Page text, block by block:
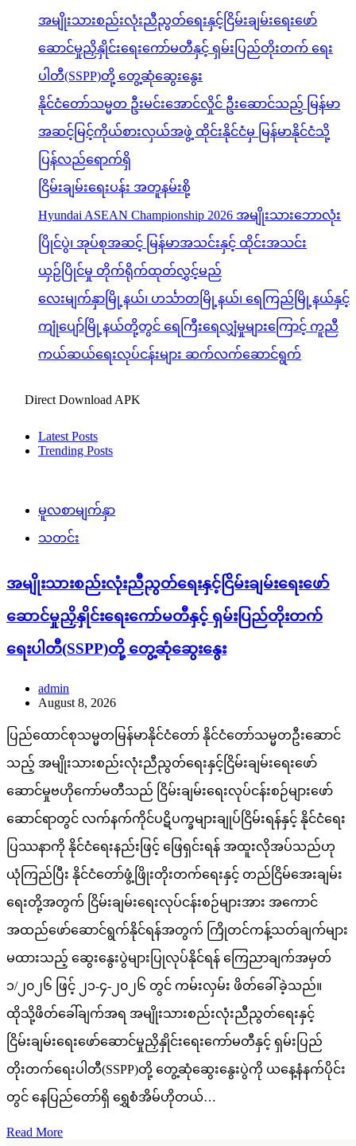
အမျိုးသားစည်းလုံးညီညွတ်ရေးနှင့်ငြိမ်းချမ်းရေးဖော်
ဆောင်မှုညှိနှိုင်းရေးကော်မတီနှင့် ရှမ်းပြည်တိုးတက် ရေး
ပါတီ(SSPP)တို့ တွေ့ဆုံဆွေးနွေး
နိုင်ငံတော်သမ္မတ ဦးမင်းအောင်လှိုင် ဦးဆောင်သည့် မြန်မာ
အဆင့်မြင့်ကိုယ်စားလှယ်အဖွဲ့ ထိုင်းနိုင်ငံမှ မြန်မာနိုင်ငံသို့
ပြန်လည်ရောက်ရှိ
ငြိမ်းချမ်းရေးပန်း အတူနမ်းစို့
Hyundai ASEAN Championship 2026 အမျိုးသားဘောလုံး
ပြိုင်ပွဲ၊ အုပ်စုအဆင့် မြန်မာအသင်းနှင့် ထိုင်းအသင်း
ယှဉ်ပြိုင်မှု တိုက်ရိုက်ထုတ်လွှင့်မည်
လေးမျက်နှာမြို့နယ်၊ ဟင်္သာတမြို့နယ်၊ ရေကြည်မြို့နယ်နှင့်
ကျုံပျော်မြို့နယ်တို့တွင် ရေကြီးရေလျှံမှုများကြောင့် ကူညီ
ကယ်ဆယ်ရေးလုပ်ငန်းများ ဆက်လက်ဆောင်ရွက်
Direct Download APK
Latest Posts
Trending Posts
မူလစာမျက်နှာ
သတင်း
အမျိုးသားစည်းလုံးညီညွတ်ရေးနှင့်ငြိမ်းချမ်းရေးဖော်
ဆောင်မှုညှိနှိုင်းရေးကော်မတီနှင့် ရှမ်းပြည်တိုးတက်
ရေးပါတီ(SSPP)တို့ တွေ့ဆုံဆွေးနွေး
admin
August 8, 2026
ပြည်ထောင်စုသမ္မတမြန်မာနိုင်ငံတော် နိုင်ငံတော်သမ္မတဦးဆောင်
သည့် အမျိုးသားစည်းလုံးညီညွတ်ရေးနှင့်ငြိမ်းချမ်းရေးဖော်
ဆောင်မှုဗဟိုကော်မတီသည် ငြိမ်းချမ်းရေးလုပ်ငန်းစဉ်များဖော်
ဆောင်ရာတွင် လက်နက်ကိုင်ပဋိပက္ခများချုပ်ငြိမ်းရန်နှင့် နိုင်ငံရေး
ပြဿနာကို နိုင်ငံရေးနည်းဖြင့် ဖြေရှင်းရန် အထူးလိုအပ်သည်ဟု
ယုံကြည်ပြီး နိုင်ငံတော်ဖွံ့ဖြိုးတိုးတက်ရေးနှင့် တည်ငြိမ်အေးချမ်း
ရေးတို့အတွက် ငြိမ်းချမ်းရေးလုပ်ငန်းစဉ်များအား အကောင်
အထည်ဖော်ဆောင်ရွက်နိုင်ရန်အတွက် ကြိုတင်ကန့်သတ်ချက်များ
မထားသည့် ဆွေးနွေးပွဲများပြုလုပ်နိုင်ရန် ကြေညာချက်အမှတ်
၁/၂၀၂၆ ဖြင့် ၂၁-၄-၂၀၂၆ တွင် ကမ်းလှမ်း ဖိတ်ခေါ်ခဲ့သည်။
ထိုသို့ဖိတ်ခေါ်ချက်အရ အမျိုးသားစည်းလုံးညီညွတ်ရေးနှင့်
ငြိမ်းချမ်းရေးဖော်ဆောင်မှုညှိနှိုင်းရေးကော်မတီနှင့် ရှမ်းပြည်
တိုးတက်ရေးပါတီ(SSPP)တို့ တွေ့ဆုံဆွေးနွေးပွဲကို ယနေ့နံနက်ပိုင်း
တွင် နေပြည်တော်ရှိ ရွှေစံအိမ်ဟိုတယ်…
Read More